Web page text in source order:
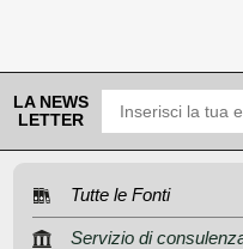
LA NEWS
LETTER
Tutte le Fonti
Servizio di